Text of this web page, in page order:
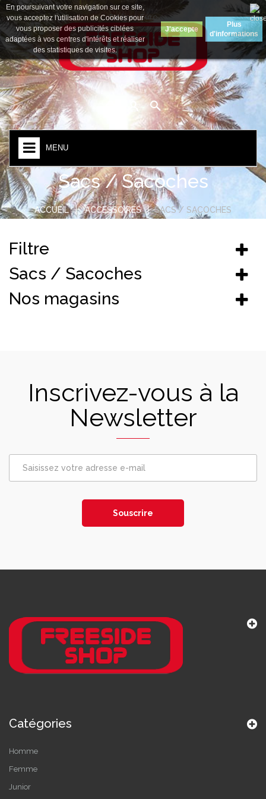
Devise : Euro
MENU
En poursuivant votre navigation sur ce site,
vous acceptez l'utilisation de Cookies pour
vous proposer des publicités ciblées
adaptées à vos centres d'intérêts et réaliser
des statistiques de visites.
J'accepte
Plus
d'informations
Sacs / Sacoches
ACCUEIL ACCESSOIRES SACS / SACOCHES
Filtre
Sacs / Sacoches
Nos magasins
Inscrivez-vous à la
Newsletter
Souscrire
Catégories
Homme
Femme
Junior